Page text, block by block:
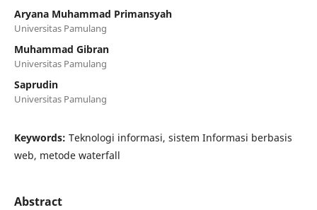
Aryana Muhammad Primansyah
Universitas Pamulang
Muhammad Gibran
Universitas Pamulang
Saprudin
Universitas Pamulang
Keywords: Teknologi informasi, sistem Informasi berbasis
web, metode waterfall
Abstract